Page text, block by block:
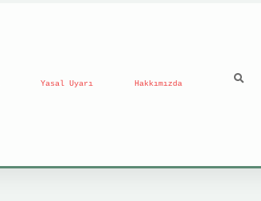
Yasal Uyarı Hakkımızda